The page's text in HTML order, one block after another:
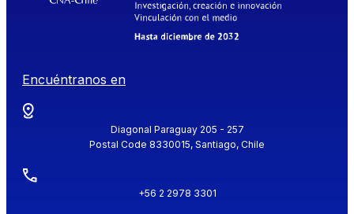
Encuéntranos en
Diagonal Paraguay 205 - 257
Postal Code 8330015, Santiago, Chile
+56 2 2978 3301